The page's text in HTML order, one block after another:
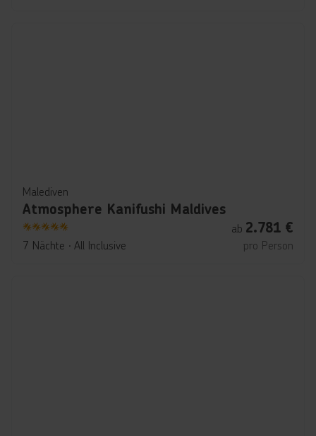
Malediven
Atmosphere Kanifushi Maldives
5
7 Nächte ∙ All Inclusive
ab 2.781 €
pro Person